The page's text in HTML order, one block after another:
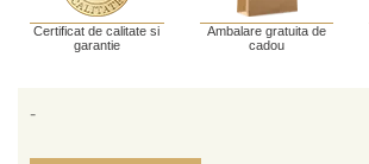
Certificat de calitate si
garantie
Ambalare gratuita de
cadou
-